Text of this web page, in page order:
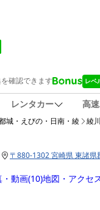
レンタカー 高
城・えびの・日南・綾 綾
〒880-1302 宮崎県 東諸県
・動画(10)地図・アクセ